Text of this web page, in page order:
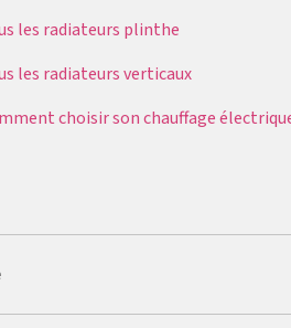
les radiateurs plinthe
les radiateurs verticaux
choisir son chauffage